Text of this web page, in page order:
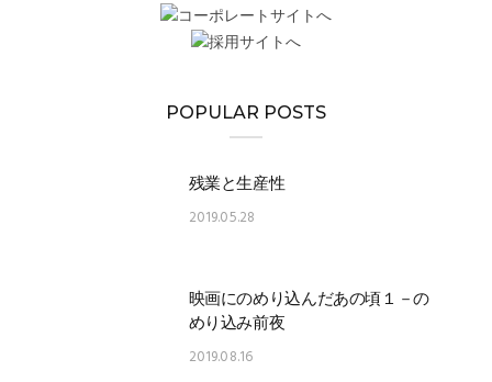
POPULAR POSTS
残業と生産性
2019.05.28
映画にのめり込んだあの頃１－の
めり込み前夜
2019.08.16